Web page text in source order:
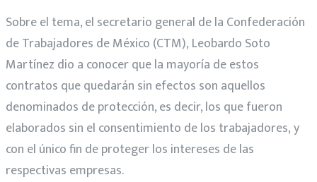
Sobre el tema, el secretario general de la Confederación
de Trabajadores de México (CTM), Leobardo Soto
Martínez dio a conocer que la mayoría de estos
contratos que quedarán sin efectos son aquellos
denominados de protección, es decir, los que fueron
elaborados sin el consentimiento de los trabajadores, y
con el único fin de proteger los intereses de las
respectivas empresas.